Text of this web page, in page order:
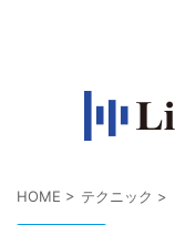
HOME > テクニック >